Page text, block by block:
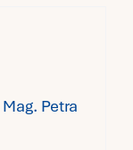
Petra